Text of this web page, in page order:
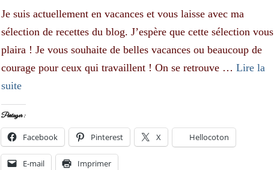
Je suis actuellement en vacances et vous laisse avec ma
sélection de recettes du blog. J’espère que cette sélection vous
plaira ! Je vous souhaite de belles vacances ou beaucoup de
courage pour ceux qui travaillent ! On se retrouve … Lire la
suite­­
Partager :
Facebook Pinterest X Hellocoton
E-mail Imprimer